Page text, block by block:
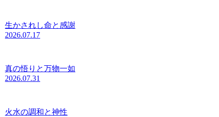
生かされし命と感謝
2026.07.17
真の悟りと万物一如
2026.07.31
火水の調和と神性